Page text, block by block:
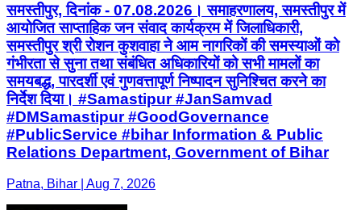
समस्तीपुर, दिनांक - 07.08.2026। समाहरणालय, समस्तीपुर में
आयोजित साप्ताहिक जन संवाद कार्यक्रम में जिलाधिकारी,
समस्तीपुर श्री रोशन कुशवाहा ने आम नागरिकों की समस्याओं को
गंभीरता से सुना तथा संबंधित अधिकारियों को सभी मामलों का
समयबद्ध, पारदर्शी एवं गुणवत्तापूर्ण निष्पादन सुनिश्चित करने का
निर्देश दिया। #Samastipur #JanSamvad
#DMSamastipur #GoodGovernance
#PublicService #bihar Information & Public
Relations Department, Government of Bihar
Patna, Bihar | Aug 7, 2026